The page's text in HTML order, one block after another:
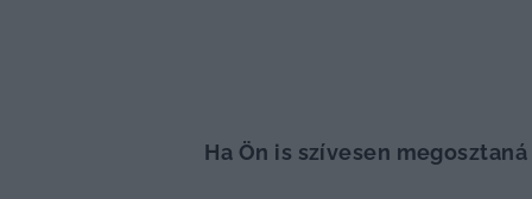
Ha Ön is szívesen